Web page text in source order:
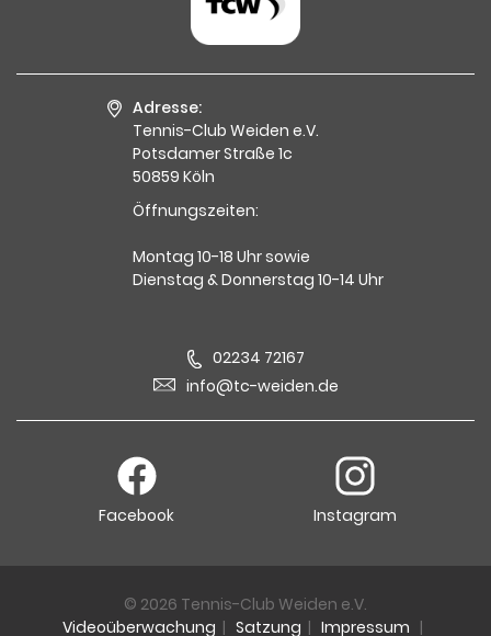
Adresse:
Tennis-Club Weiden e.V.
Potsdamer Straße 1c
50859 Köln
Öffnungszeiten:
Montag 10-18 Uhr sowie
Dienstag & Donnerstag 10-14 Uhr
02234 72167
info@tc-weiden.de
Facebook Instagram
© 2026 Tennis-Club Weiden e.V.
Videoüberwachung | Satzung | Impressum |